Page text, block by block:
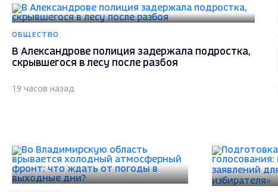
ОБЩЕСТВО
В Александрове полиция задержала подростка,
скрывшегося в лесу после разбоя
19 часов назад